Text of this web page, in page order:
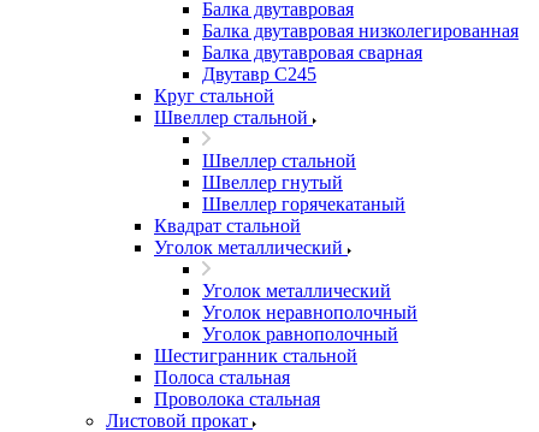
Балка двутавровая
Балка двутавровая низколегированная
Балка двутавровая сварная
Двутавр С245
Круг стальной
Швеллер стальной
Швеллер стальной
Швеллер гнутый
Швеллер горячекатаный
Квадрат стальной
Уголок металлический
Уголок металлический
Уголок неравнополочный
Уголок равнополочный
Шестигранник стальной
Полоса стальная
Проволока стальная
Листовой прокат